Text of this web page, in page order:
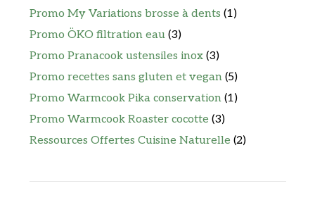
Promo My Variations brosse à dents (1)
Promo ÖKO filtration eau (3)
Promo Pranacook ustensiles inox (3)
Promo recettes sans gluten et vegan (5)
Promo Warmcook Pika conservation (1)
Promo Warmcook Roaster cocotte (3)
Ressources Offertes Cuisine Naturelle (2)